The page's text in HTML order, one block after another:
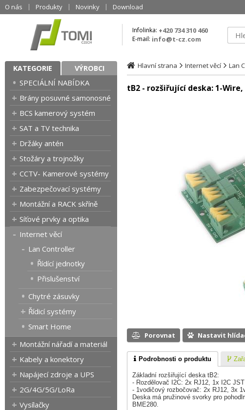
O nás Produkty Novinky Download
Infolinka: +420 734 310 460
E-mail: info@t-cz.com
KATEGORIE VÝROBCI
SPECIÁLNÍ NABÍDKA
Brány posuvné samonosné
BCS kamerový systém
SAT a TV technika
Držáky antén
Stožáry a trojnožky
CCTV- Kamerové systémy
Zabezpečovací systémy
Montážní a RACK skříně
Síťové prvky a optika
Internet věcí
Lan Controller
Řídící jednotky
Přislušenství
Chytré zásuvky
Řídicí systémy
Smart Home
Montážní nářadí a materiál
Kabely a konektory
Napájecí zdroje a UPS
2G/4G/5G/LoRa
Vysílačky
Hlavní strana Internet věcí Lan
tB2 - rozšiřující deska: 1-Wire,
Porovnat Nastavit
Podrobnosti o produktu
Základní rozšiřující deska tB2:
- Rozdělovač I2C: 2x RJ12, 1x I2C
- 1vodičový rozbočovač: 2x RJ12, 3x
Deska má pružinové svorky pro
BME280.